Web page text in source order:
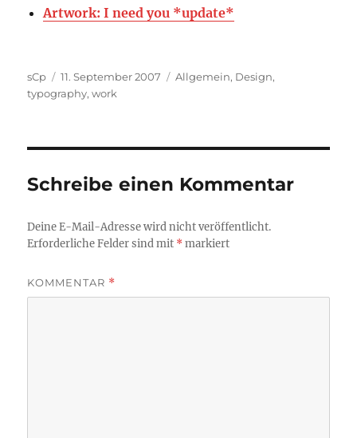
Artwork: I need you *update*
Autor
sCp
Veröffentlicht
am
11. September 2007 Kategorien
Allgemein, Design,
typography,work
Schreibe einen Kommentar
Deine E-Mail-Adresse wird nicht veröffentlicht.
Erforderliche Felder sind mit *markiert
KOMMENTAR *